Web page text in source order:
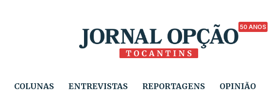
50 ANOS
COLUNAS ENTREVISTAS REPORTAGENS OPINIÃO